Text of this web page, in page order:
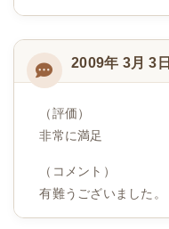
2009年 3月 3日
（評価）
非常に満足
（コメント）
有難うございました。